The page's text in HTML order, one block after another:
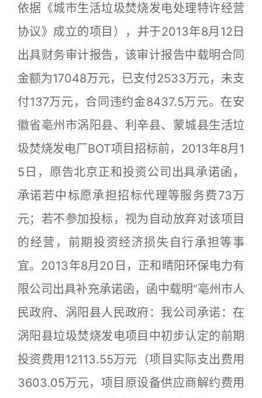
依据《城市生活垃圾焚烧发电处理特许经营
协议》成立的项目），并于2013年8月12日
出具财务审计报告，该审计报告中载明合同
金额为17048万元，已支付2533万元，未支
付137万元，合同违约金8437.5万元。在安
徽省亳州市涡阳县、利辛县、蒙城县生活垃
圾焚烧发电厂BOT项目招标前，2013年8月1
5日，原告北京正和投资公司出具承诺函，
承诺若中标愿承担招标代理等服务费73万
元；若不参加投标，视为自动放弃对该项目
的经营，前期投资经济损失自行承担等事
宜。2013年8月20日，正和晴阳环保电力有
限公司出具补充承诺函，函中载明“亳州市人
民政府、涡阳县人民政府：我公司承诺：在
涡阳县垃圾焚烧发电项目中初步认定的前期
投资费用12113.55万元（项目实际支出费用
3603.05万元，项目原设备供应商解约费用